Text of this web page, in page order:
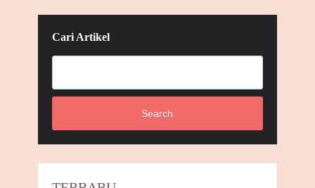
Cari Artikel
Search